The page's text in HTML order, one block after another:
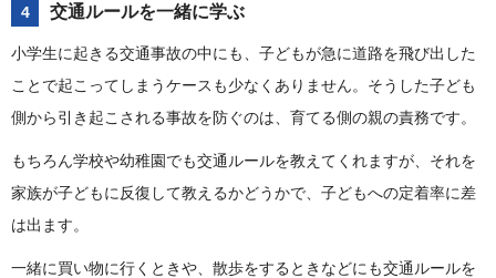
4 交通ルールを一緒に学ぶ
小学生に起きる交通事故の中にも、子どもが急に道路を飛び出した
ことで起こってしまうケースも少なくありません。そうした子ども
側から引き起こされる事故を防ぐのは、育てる側の親の責務です。
もちろん学校や幼稚園でも交通ルールを教えてくれますが、それを
家族が子どもに反復して教えるかどうかで、子どもへの定着率に差
は出ます。
一緒に買い物に行くときや、散歩をするときなどにも交通ルールを